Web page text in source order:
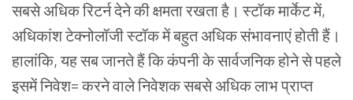
सबसे अधिक रिटर्न देने की क्षमता रखता है। स्टॉक मार्केट में,
अधिकांश टेक्नोलॉजी स्टॉक में बहुत अधिक संभावनाएं होती हैं।
हालांकि, यह सब जानते हैं कि कंपनी के सार्वजनिक होने से पहले
इसमें निवेश= करने वाले निवेशक सबसे अधिक लाभ प्राप्त